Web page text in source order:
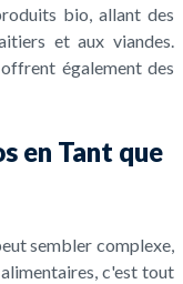
bio, allant des
et aux viandes.
également des
en Tant que
sembler complexe,
c'est tout